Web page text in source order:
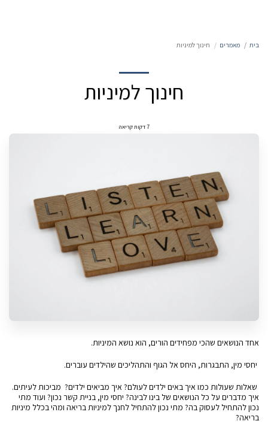
בית מאמרים חינוך למיניות
חינוך למיניות
7 דקות קריאה
אחד הנושאים שהכי מפחידים הורים, הוא נושא המיניות.
יחסי מין, התבגרות, היחס אל הגוף והתהליכים שהילדים עוברים.
שאלות שעולות כמו איך באים ילדים לעולם? איך מביאים ילדים? מביכות לעיתים.
איך מדברים על כל הנושאים של בינו לבינה? יחסי מין, בניית קשר נכון? ועוד מתי
נכון להתחיל לעסוק בה? מתי נכון להתחיל לחנך למיניות בריאה ומהי בכלל מיניות
בריאה?